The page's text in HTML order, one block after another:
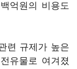
억원의 비용도
련 규제가 높은
유물로 여겨졌